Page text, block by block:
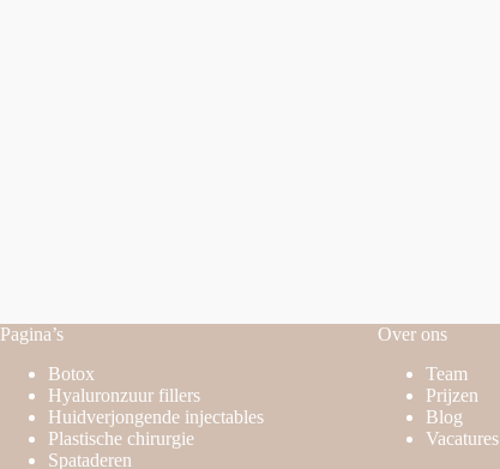
Pagina’s
Botox
Hyaluronzuur fillers
Huidverjongende injectables
Plastische chirurgie
Spataderen
Over ons
Team
Prijzen
Blog
Vacatures